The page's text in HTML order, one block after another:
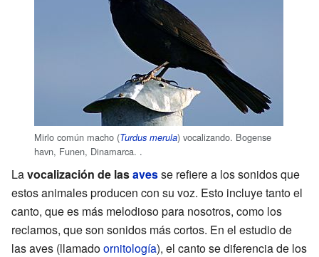
Mirlo común macho (Turdus merula) vocalizando. Bogense
havn, Funen, Dinamarca. .
Lavocalización de lasavesse refiere a los sonidos que
estos animales producen con su voz. Esto incluye tanto el
canto, que es más melodioso para nosotros, como los
reclamos, que son sonidos más cortos. En el estudio de
las aves (llamadoornitología), el canto se diferencia de los